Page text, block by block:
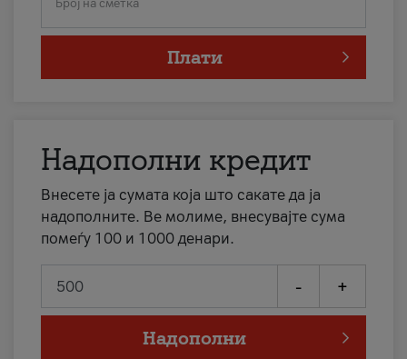
Број на сметка
Плати
Надополни кредит
Внесете ја сумата која што сакате да ја
надополните. Ве молиме, внесувајте сума
помеѓу 100 и 1000 денари.
- +
Надополни